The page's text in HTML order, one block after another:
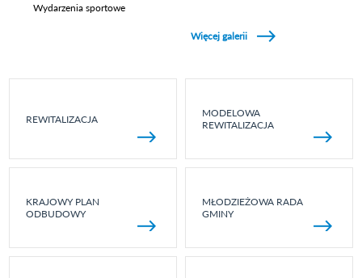
Wydarzenia sportowe
Więcej galerii
REWITALIZACJA
MODELOWA
REWITALIZACJA
KRAJOWY PLAN
ODBUDOWY
MŁODZIEŻOWA RADA
GMINY